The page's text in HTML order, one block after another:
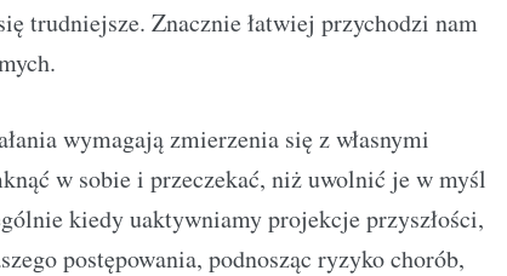
trudniejsze. Znacznie łatwiej przychodzi nam
wymagają zmierzenia się z własnymi
w sobie i przeczekać, niż uwolnić je w myśl
kiedy uaktywniamy projekcje przyszłości,
postępowania, podnosząc ryzyko chorób,